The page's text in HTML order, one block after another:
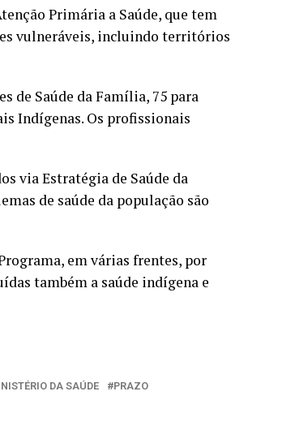
Primária a Saúde, que tem
vulneráveis, incluindo territórios
de Saúde da Família, 75 para
Indígenas. Os profissionais
via Estratégia de Saúde da
de saúde da população são
em várias frentes, por
também a saúde indígena e
DA SAÚDE PRAZO